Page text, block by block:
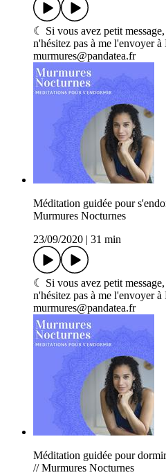
☾ Si vous avez petit
n'hésitez pas à me l'envoyer à
murmures@pandatea.fr
Méditation guidée pour
Murmures Nocturnes
23/09/2020
31 min
☾ Si vous avez petit
n'hésitez pas à me l'envoyer à
murmures@pandatea.fr
Méditation guidée pour
// Murmures Nocturnes